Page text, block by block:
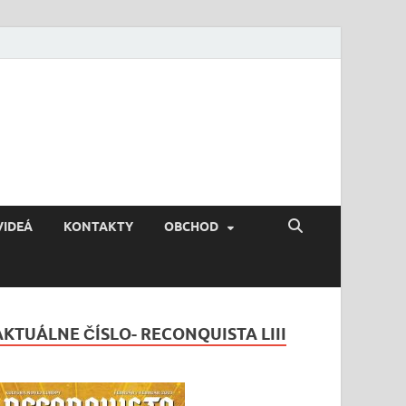
KONTAKTY OBCHOD
ČÍSLO- RECONQUISTA LIII